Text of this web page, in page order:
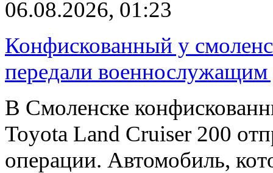
06.08.2026, 01:23
Конфискованный у
передали
В Смоленске
Toyota Land Cruiser 200
операции. Автомобиль,